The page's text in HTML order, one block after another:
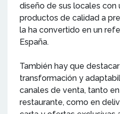
diseño de sus locales con
productos de calidad a
la ha convertido en un
España.
También hay que
transformación y
canales de venta, tanto
restaurante, como en